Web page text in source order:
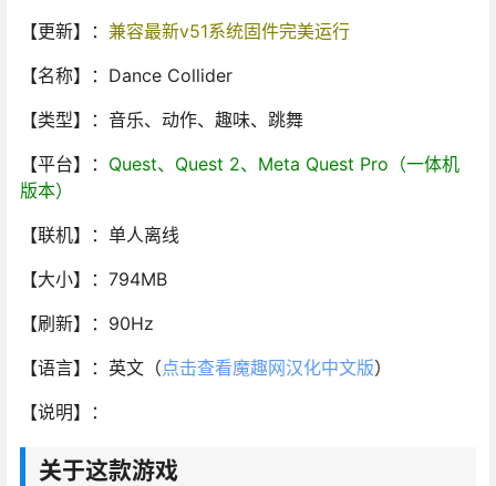
【更新】： 兼容最新v51系统固件完美运行
【名称】：Dance Collider
【类型】：音乐、动作、趣味、跳舞
【平台】： Quest、Quest 2、Meta Quest Pro（一体机
版本）
【联机】：单人离线
【大小】：794MB
【刷新】：90Hz
【语言】：英文（点击查看魔趣网汉化中文版）
【说明】：
关于这款游戏